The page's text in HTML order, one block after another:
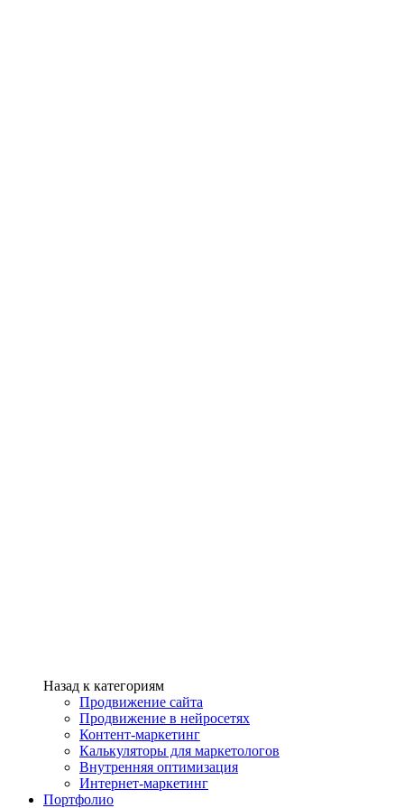
Назад к категориям
Продвижение сайта
Продвижение в нейросетях
Контент-маркетинг
Калькуляторы для маркетологов
Внутренняя оптимизация
Интернет-маркетинг
Портфолио